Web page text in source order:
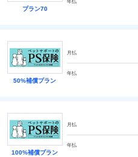
プラン70
年払
50%補償プラン
月払
年払
100%補償プラン
月払
年払